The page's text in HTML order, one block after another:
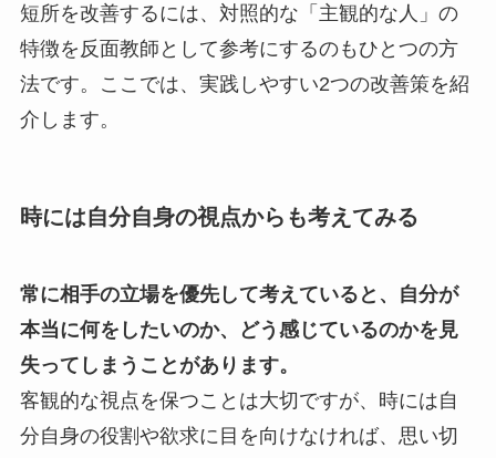
短所を改善するには、対照的な「主観的な人」の
特徴を反面教師として参考にするのもひとつの方
法です。ここでは、実践しやすい2つの改善策を紹
介します。
時には自分自身の視点からも考えてみる
常に相手の立場を優先して考えていると、自分が
本当に何をしたいのか、どう感じているのかを見
失ってしまうことがあります。
客観的な視点を保つことは大切ですが、時には自
分自身の役割や欲求に目を向けなければ、思い切